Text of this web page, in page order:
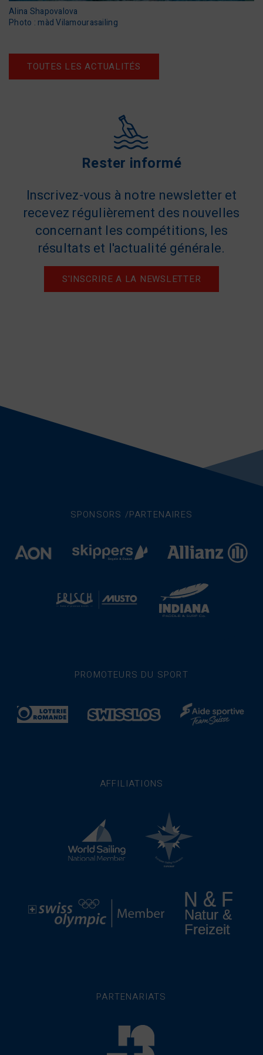
Alina Shapovalova
Photo : màd Vilamourasailing
TOUTES LES ACTUALITÉS
Rester informé
Inscrivez-vous à notre newsletter et
recevez régulièrement des nouvelles
concernant les compétitions, les
résultats et l'actualité générale.
S'INSCRIRE A LA NEWSLETTER
SPONSORS /PARTENAIRES
PROMOTEURS DU SPORT
AFFILIATIONS
PARTENARIATS